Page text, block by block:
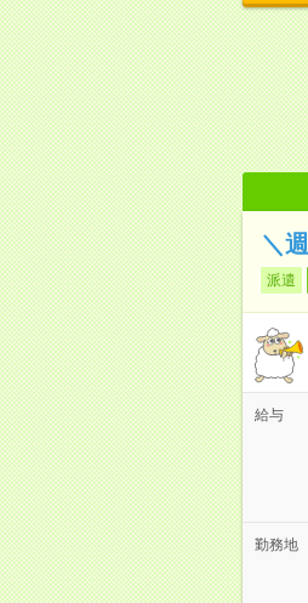
＼
派遣
給与
勤務地